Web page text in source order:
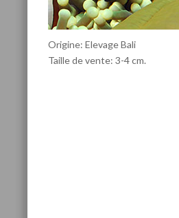
Canthigaster valentini
Origine: Elevage Bali
Taille de vente: 3-4 cm.